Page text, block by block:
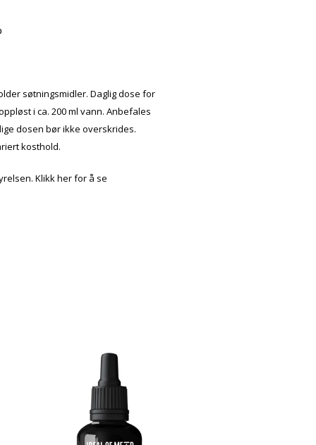
søtningsmidler. Daglig dose for
i ca. 200 ml vann. Anbefales
dosen bør ikke overskrides.
kosthold.
Klikk her for å se